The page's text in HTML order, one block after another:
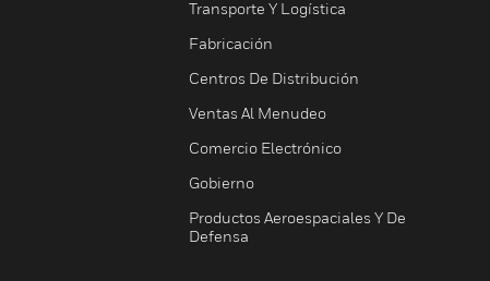
Transporte Y Logística
Fabricación
Centros De Distribución
Ventas Al Menudeo
Comercio Electrónico
Gobierno
Productos Aeroespaciales Y De
Defensa